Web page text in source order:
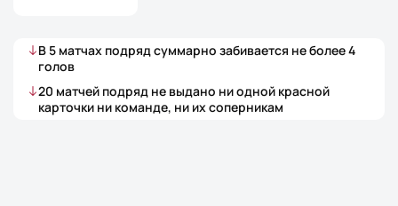
В 5 матчах подряд суммарно забивается не более4
голов
20 матчей подряд не выдано ни одной красной
карточки ни команде, ни их соперникам